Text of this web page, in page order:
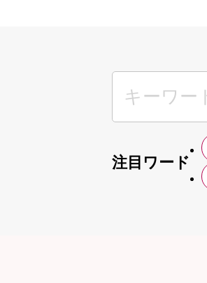
注目ワード